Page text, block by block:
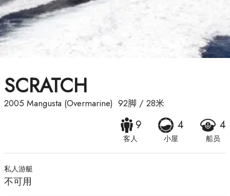
SCRATCH
2005 Mangusta (Overmarine) 92脚 / 28米
9
客人
4
小屋
4
船员
私人游艇
不可用